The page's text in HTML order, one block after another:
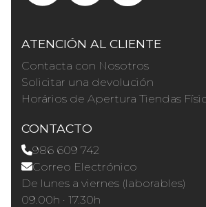
ATENCIÓN AL CLIENTE
Contacta con Nosotros
Solicitar una devolución
Horários de Apertura Tiendas
CONTACTO
986 609 742
Correo Electrónico
De lunes a viernes (laborables)
09.00h · 17.30h